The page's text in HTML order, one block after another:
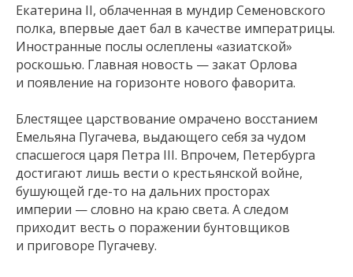
Екатерина II, облаченная в мундир Семеновского
полка, впервые дает бал в качестве императрицы.
Иностранные послы ослеплены «азиатской»
роскошью. Главная новость — закат Орлова
и появление на горизонте нового фаворита.
Блестящее царствование омрачено восстанием
Емельяна Пугачева, выдающего себя за чудом
спасшегося царя Петра III. Впрочем, Петербурга
достигают лишь вести о крестьянской войне,
бушующей где-то на дальних просторах
империи — словно на краю света. А следом
приходит весть о поражении бунтовщиков
и приговоре Пугачеву.